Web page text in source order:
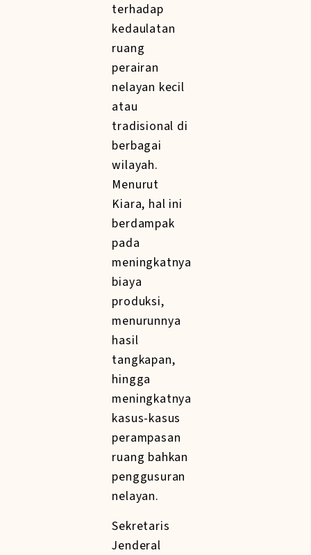
terhadap
kedaulatan
ruang
perairan
nelayan kecil
atau
tradisional di
berbagai
wilayah.
Menurut
Kiara, hal ini
berdampak
pada
meningkatnya
biaya
produksi,
menurunnya
hasil
tangkapan,
hingga
meningkatnya
kasus-kasus
perampasan
ruang bahkan
penggusuran
nelayan.
Sekretaris
Jenderal